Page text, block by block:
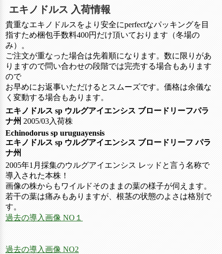
エキノドルス 入荷情報
貴重なエキノドルスをより安全にperfectなパッキングを目
指すため梱包手数料400円だけ頂いております（冬場の
み）。
ご注文が重なった場合は先着順になります。数に限りがあ
りますので問い合わせの段階では完売する場合もあります
ので
お早めにお返事いただけるとスムーズです。価格は余儀な
く変動する場合もあります。
エキノドルス sp ウルグアイエンシス ブロードリーフパラ
ナ州 2005/03入荷株
Echinodorus sp uruguayensis
エキノドルス sp ウルグアイエンシス ブロードリーフ パラ
ナ州
2005年1月採集のウルグアイエンシス レッドと言う名称で
導入された本株！
画像の株からもワイルドそのままの葉の様子が伺えます。
若干の葉は痛みもありますが、根茎の状態のよさは格別で
す。
過去の導入画像 NO１
過去の導入画像 NO2